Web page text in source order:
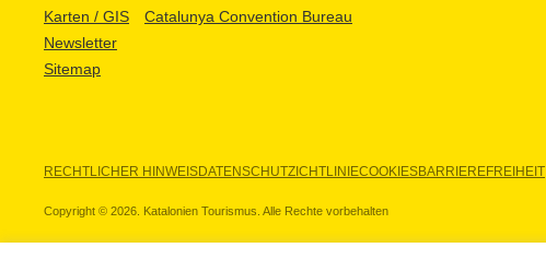
Karten / GIS
Newsletter
Sitemap
Catalunya Convention Bureau
RECHTLICHER HINWEISDATENSCHUTZICHTLINIECOOKIESBARRIEREFREIHEIT
Copyright © 2026. Katalonien Tourismus. Alle Rechte vorbehalten